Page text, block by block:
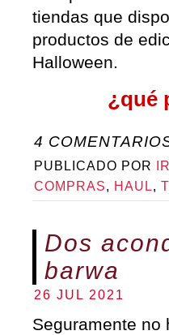
tiendas que
productos de
Halloween.
¿qué
4
PUBLICADO POR
COMPRAS, HAUL,
Dos
barwa
26 JUL 2021
Seguramente no